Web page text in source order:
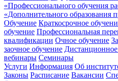
«Профессионального обучения
«Дополнительного образования
Обучение Краткосрочное
обучение Профессиональная
квалификации Очное обучение
заочное обучение Дистанционное
вебинары Семинары
Услуги Информация Об
Законы Расписание Вакансии